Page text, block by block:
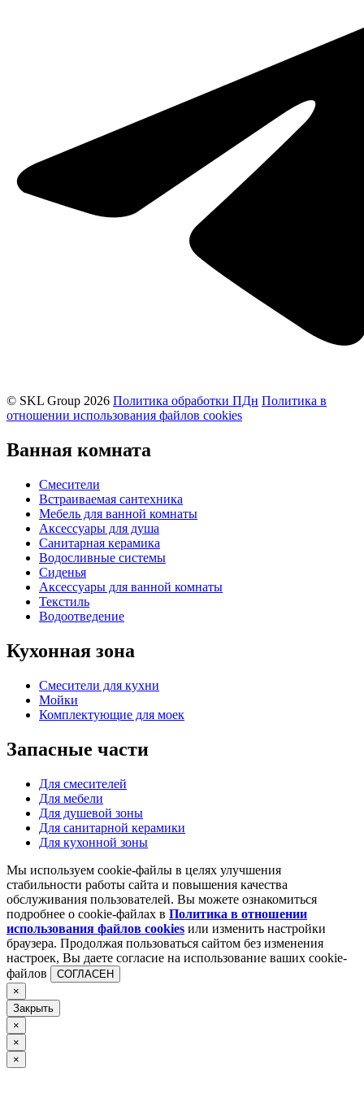
© SKL Group 2026 Политика обработки ПДн Политика в
отношении использования файлов cookies
Ванная комната
Смесители
Встраиваемая сантехника
Мебель для ванной комнаты
Аксессуары для душа
Санитарная керамика
Водосливные системы
Сиденья
Аксессуары для ванной комнаты
Текстиль
Водоотведение
Кухонная зона
Смесители для кухни
Мойки
Комплектующие для моек
Запасные части
Для смесителей
Для мебели
Для душевой зоны
Для санитарной керамики
Для кухонной зоны
Мы используем cookie-файлы в целях улучшения
стабильности работы сайта и повышения качества
обслуживания пользователей. Вы можете ознакомиться
подробнее о cookie-файлах в Политика в отношении
использования файлов cookies или изменить настройки
браузера. Продолжая пользоваться сайтом без изменения
настроек, Вы даете согласие на использование ваших cookie-
файлов
СОГЛАСЕН
×
Закрыть
×
×
×